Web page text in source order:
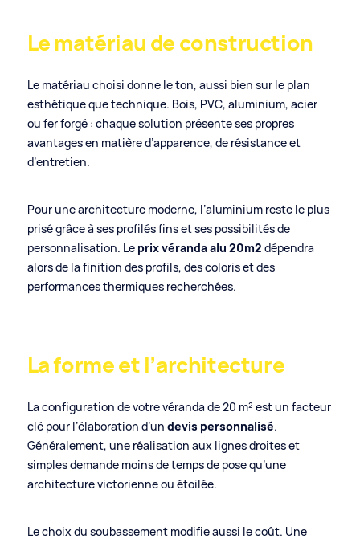
Le matériau de construction
Le matériau choisi donne le ton, aussi bien sur le plan
esthétique que technique. Bois, PVC, aluminium, acier
ou fer forgé : chaque solution présente ses propres
avantages en matière d’apparence, de résistance et
d’entretien.
Pour une architecture moderne, l’aluminium reste le plus
prisé grâce à ses profilés fins et ses possibilités de
personnalisation. Le prix véranda alu 20m2 dépendra
alors de la finition des profils, des coloris et des
performances thermiques recherchées.
La forme et l’architecture
La configuration de votre véranda de 20 m² est un facteur
clé pour l’élaboration d’un devis personnalisé.
Généralement, une réalisation aux lignes droites et
simples demande moins de temps de pose qu’une
architecture victorienne ou étoilée.
Le choix du soubassement modifie aussi le coût. Une